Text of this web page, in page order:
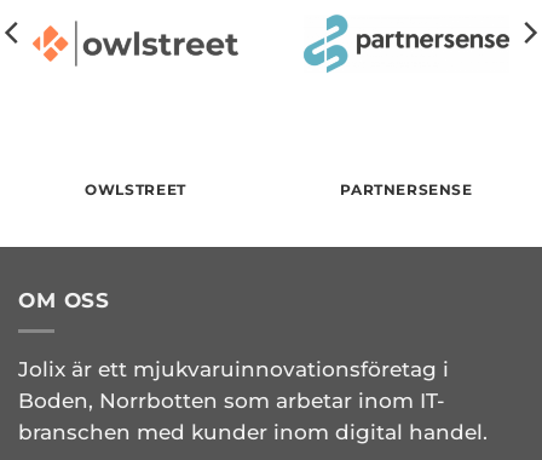
OWLSTREET PARTNERSENSE
OM OSS
Jolix är ett mjukvaruinnovationsföretag i
Boden, Norrbotten som arbetar inom IT-
branschen med kunder inom digital handel.